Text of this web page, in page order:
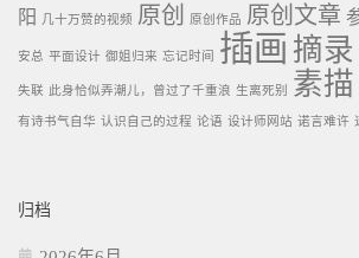
阳
几十万赞的视频 原创 原创作品 原创文章
安总 平面设计 御姐归来 忘记时间 插画 摘录
失联 此身恰似弄潮儿，曾过了千重浪 生离死别 素描
有诗书气自华 认识自己的过程 论语 设计师网站 诺言难许
归档